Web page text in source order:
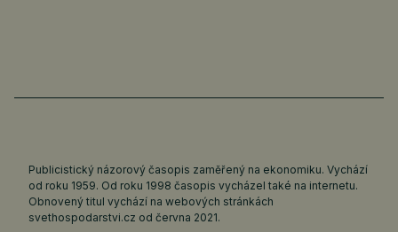
Publicistický názorový časopis zaměřený na ekonomiku. Vychází
od roku 1959. Od roku 1998 časopis vycházel také na internetu.
Obnovený titul vychází na webových stránkách
svethospodarstvi.cz od června 2021.